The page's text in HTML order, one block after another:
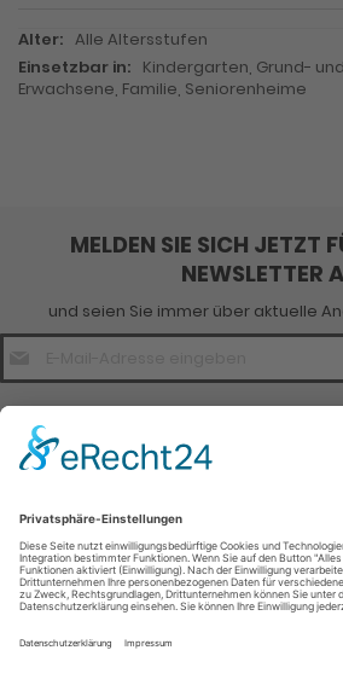
Mehr
Informationen
Alle Altersstufen
Kindergarten, Grund-
Erwachsene, Familie, Seniorenheime
MELDEN SIE SICH JETZT
NEWSLETTER
und seien Sie immer über aktuelle
E-
Adresse
*
Verlagsinfo
Weitere Infomationen